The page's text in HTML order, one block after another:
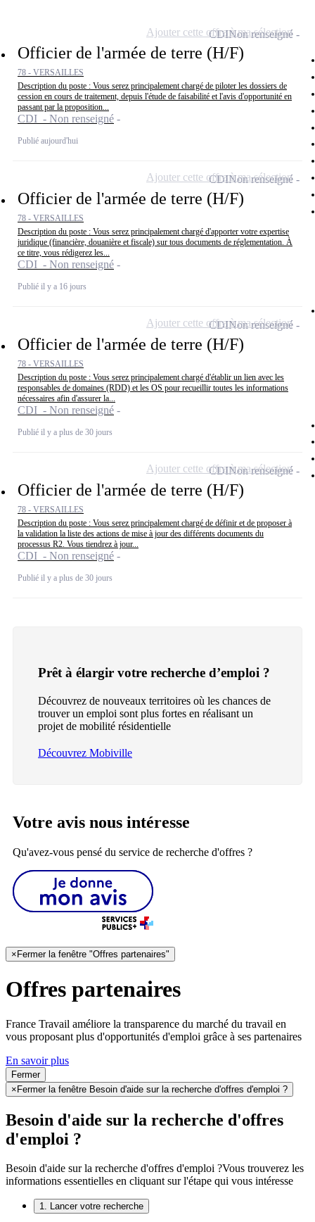
Officier de l'armée de terre (H/F)
78 - VERSAILLES
Description du poste : Vous serez principalement chargé de piloter les dossiers de
cession en cours de traitement, depuis l'étude de faisabilité et l'avis d'opportunité en
passant par la proposition...
CDI - Non renseigné
Publié aujourd'hui
CDINon renseigné
Ajouter cette offre à ma sélection
Officier de l'armée de terre (H/F)
78 - VERSAILLES
Description du poste : Vous serez principalement chargé d'apporter votre expertise
juridique (financière, douanière et fiscale) sur tous documents de réglementation. À
ce titre, vous rédigerez les...
CDI - Non renseigné
Publié il y a 16 jours
CDINon renseigné
Ajouter cette offre à ma sélection
Officier de l'armée de terre (H/F)
78 - VERSAILLES
Description du poste : Vous serez principalement chargé d'établir un lien avec les
responsables de domaines (RDD) et les OS pour recueillir toutes les informations
nécessaires afin d'assurer la...
CDI - Non renseigné
Publié il y a plus de 30 jours
CDINon renseigné
Ajouter cette offre à ma sélection
Officier de l'armée de terre (H/F)
78 - VERSAILLES
Description du poste : Vous serez principalement chargé de définir et de proposer à
la validation la liste des actions de mise à jour des différents documents du
processus R2. Vous tiendrez à jour...
CDI - Non renseigné
Publié il y a plus de 30 jours
CDINon renseigné
Ajouter cette offre à ma sélection
Prêt à élargir votre recherche d’emploi ?
Découvrez de nouveaux territoires où les chances de
trouver un emploi sont plus fortes en réalisant un
projet de mobilité résidentielle
Découvrez Mobiville
Votre avis nous intéresse
Qu'avez-vous pensé du service de recherche d'offres ?
× Fermer la fenêtre "Offres partenaires"
Offres partenaires
France Travail améliore la transparence du marché du travail en
vous proposant plus d'opportunités d'emploi grâce à ses partenaires
En savoir plus
Fermer
×Fermer la fenêtre Besoin d'aide sur la recherche d'offres d'emploi ?
Besoin d'aide sur la recherche d'offres
d'emploi ?
Besoin d'aide sur la recherche d'offres d'emploi ?Vous trouverez les
informations essentielles en cliquant sur l'étape qui vous intéresse
1. Lancer votre recherche